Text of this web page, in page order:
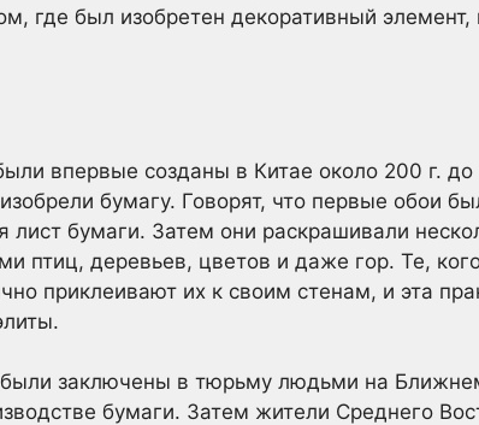
где был изобретен декоративный элемент,
впервые созданы в Китае около 200 г. до
бумагу. Говорят, что первые обои
лист бумаги. Затем они раскрашивали
птиц, деревьев, цветов и даже гор. Те,
приклеивают их к своим стенам, и эта
были заключены в тюрьму людьми на
бумаги. Затем жители Среднего